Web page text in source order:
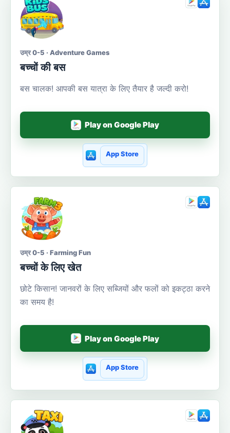
उम्र 0-5 · Adventure Games
बच्चों की बस
बस चालक! आपकी बस यात्रा के लिए तैयार है जल्दी करो!
Play on Google Play
App Store
उम्र 0-5 · Farming Fun
बच्चों के लिए खेत
छोटे किसान! जानवरों के लिए सब्जियों और फलों को इकट्ठा करने
का समय है!
Play on Google Play
App Store